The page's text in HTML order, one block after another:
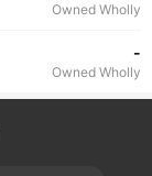
Owned Wholly
-
Owned Wholly